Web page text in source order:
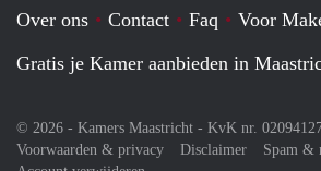
Over ons Contact Faq Voor
Gratis je Kamer aanbieden in
© 2026 - Kamers Maastricht - KvK nr.
Voorwaarden & privacy
Disclaimer
Spam &